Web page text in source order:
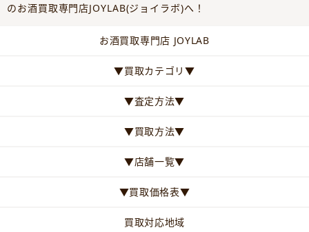
のお酒買取専門店JOYLAB(ジョイラボ)へ！
お酒買取専門店 JOYLAB
▼買取カテゴリ▼
▼査定方法▼
▼買取方法▼
▼店舗一覧▼
▼買取価格表▼
買取対応地域